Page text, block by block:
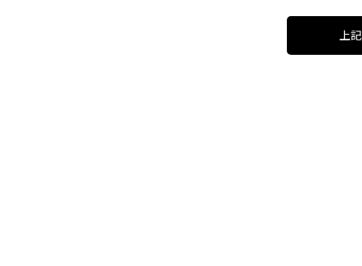
上